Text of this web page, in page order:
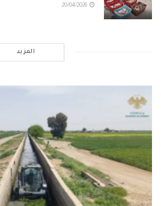
المزيد